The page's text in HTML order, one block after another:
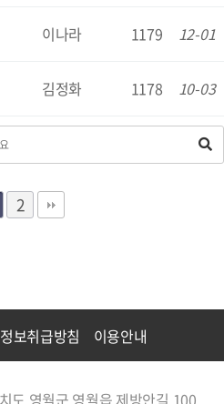
이나라 1179 12-01
김정화 1178 10-03
2
보취급방침 이용안내
도 영월군 영월읍 제방안길 100